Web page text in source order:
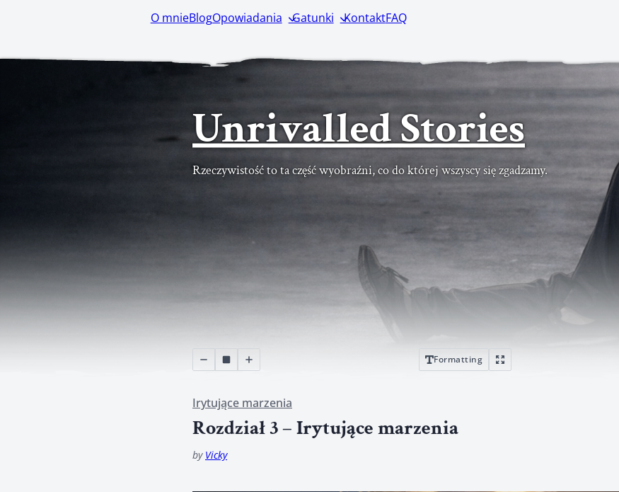
O mnieBlogOpowiadania Gatunki KontaktFAQ
Unrivalled Stories
Rzeczywistość to ta część wyobraźni, co do której wszyscy się zgadzamy.
Formatting
Irytujące marzenia
Rozdział 3 – Irytujące marzenia
by Vicky